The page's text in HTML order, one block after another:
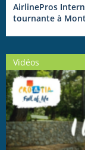
AirlinePros
tournante à
Vidéos